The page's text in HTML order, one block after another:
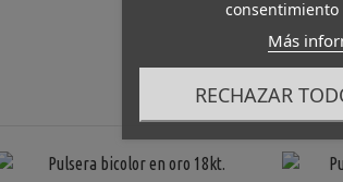
consentimiento
Más
RECHAZAR